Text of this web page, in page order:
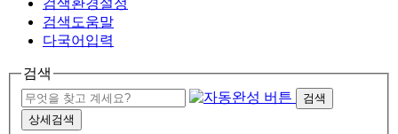
검색도움말
다국어입력
검색
검색
상세검색